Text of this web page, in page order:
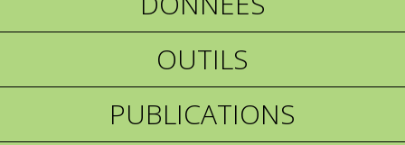
OUTILS
PUBLICATIONS